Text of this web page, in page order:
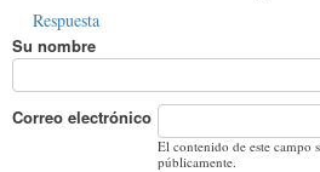
Respuesta
Su nombre
Correo electrónico
El contenido de este campo
públicamente.